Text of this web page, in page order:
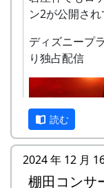
私達メシポン
ガーの“坂庭
中、毎年優秀
私達は、この
へ～」で出場
ン2が公開され
ディズニープ
り独占配信
読む
2024 年 12 月
棚田コンサ